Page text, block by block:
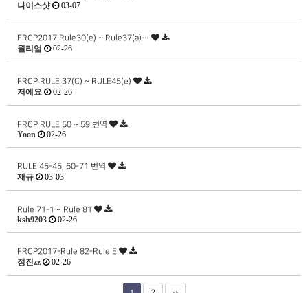
나이스샷 03-07
FRCP2017 Rule30(e) ~ Rule37(a)…
윌리엄 02-26
FRCP RULE 37(C) ~ RULE45(e)
저에요 02-26
FRCP RULE 50 ~ 59 번역
Yoon 02-26
RULE 45-45, 60-71 번역
재규 03-03
Rule 71-1 ~ Rule 81
ksh9203 02-26
FRCP2017-Rule 82-Rule E
정진zz 02-26